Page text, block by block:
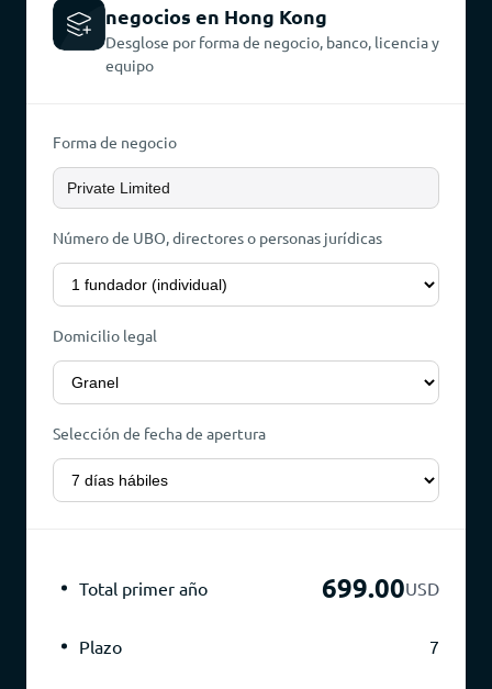
negocios en Hong Kong
Desglose por forma de negocio, banco, licencia y
equipo
Forma de negocio
Número de UBO, directores o personas jurídicas
Domicilio legal
Selección de fecha de apertura
Total primer año 699.00USD
Plazo 7